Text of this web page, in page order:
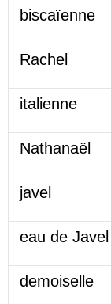
biscaïenne
Rachel
italienne
Nathanaël
javel
eau de Javel
demoiselle